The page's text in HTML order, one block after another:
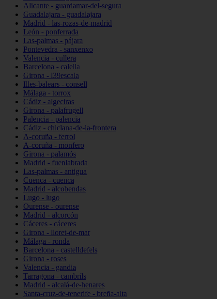
Alicante - guardamar-del-segura
Guadalajara - guadalajara
Madrid - las-rozas-de-madrid
León - ponferrada
Las-palmas - pájara
Pontevedra - sanxenxo
Valencia - cullera
Barcelona - calella
Girona - l39escala
Illes-balears - consell
Málaga - torrox
Cádiz - algeciras
Girona - palafrugell
Palencia - palencia
Cádiz - chiclana-de-la-frontera
A-coruña - ferrol
A-coruña - monfero
Girona - palamós
Madrid - fuenlabrada
Las-palmas - antigua
Cuenca - cuenca
Madrid - alcobendas
Lugo - lugo
Ourense - ourense
Madrid - alcorcón
Cáceres - cáceres
Girona - lloret-de-mar
Málaga - ronda
Barcelona - castelldefels
Girona - roses
Valencia - gandia
Tarragona - cambrils
Madrid - alcalá-de-henares
Santa-cruz-de-tenerife - breña-alta